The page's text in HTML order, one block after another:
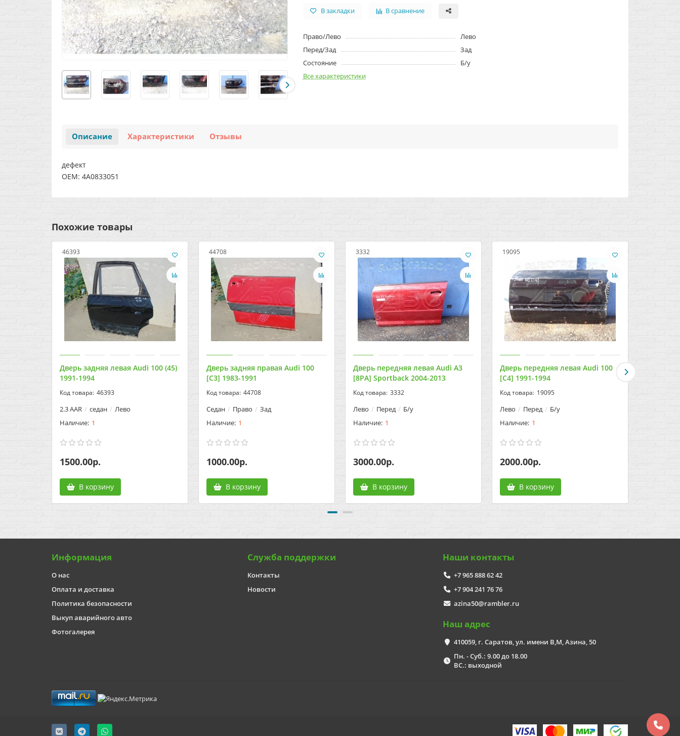
В закладки В сравнение
Право/Лево
Лево
Перед/Зад
Зад
Состояние
Б/у
Все характеристики
Описание Характеристики Отзывы
дефект
OEM: 4A0833051
Похожие товары
46393
Дверь задняя левая Audi 100 (45)
1991-1994
46393
2.3 AAR седан Лево
1
1500.00р.
В корзину
44708
Дверь задняя правая Audi 100
[C3] 1983-1991
44708
Седан Право Зад
1
1000.00р.
В корзину
3332
Дверь передняя левая Audi A3
[8PA] Sportback 2004-2013
3332
Лево Перед Б/у
1
3000.00р.
В корзину
19095
Дверь передняя левая Audi 100
[C4] 1991-1994
19095
Лево Перед Б/у
1
2000.00р.
В корзину
Информация
О нас
Оплата и доставка
Политика безопасности
Выкуп аварийного авто
Фотогалерея
Служба поддержки
Контакты
Новости
Наши контакты
+7 965 888 62 42
+7 904 241 76 76
azina50@rambler.ru
Наш адрес
410059, г. Саратов, ул. имени В,М, Азина, 50
Пн. - Суб.: 9.00 до 18.00
ВС.: выходной